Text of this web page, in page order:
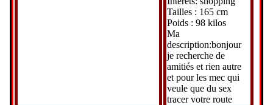
Tailles : 165 cm
Poids : 98 kilos
Ma
description:bonjour
je recherche de
amitiés et rien autre
et pour les mec qui
veule que du sex
tracer votre route